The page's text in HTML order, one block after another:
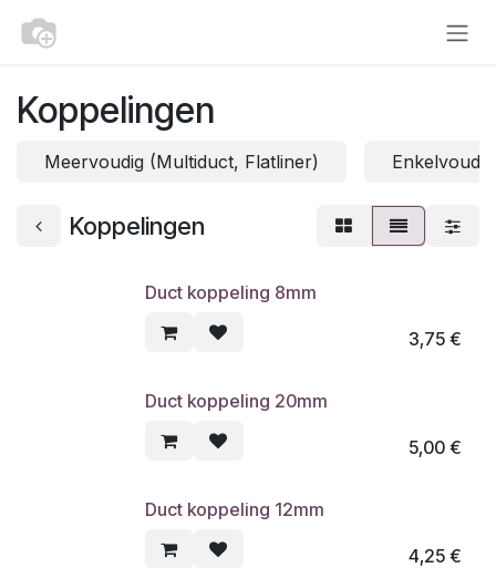
Koppelingen
Meervoudig (Multiduct, Flatliner)
Koppelingen
Duct koppeling 8mm
3,75€
Duct koppeling 20mm
5,00€
Duct koppeling 12mm
4,25€